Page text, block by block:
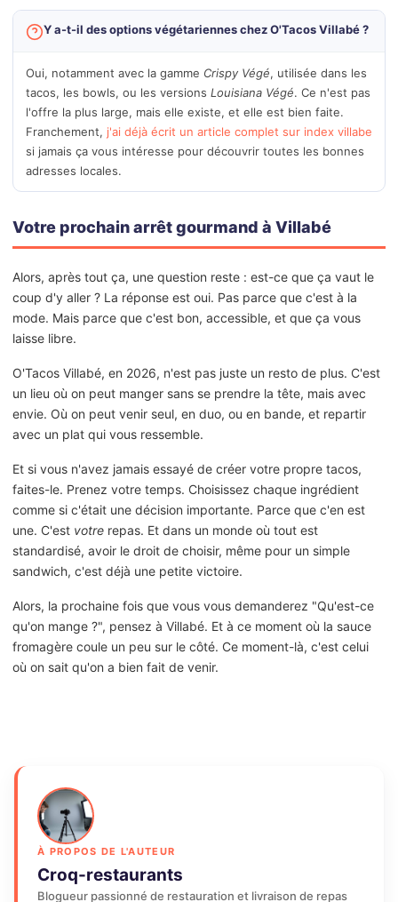
Y a-t-il des options végétariennes chez O'Tacos Villabé ?
Oui, notamment avec la gamme Crispy Végé, utilisée dans les
tacos, les bowls, ou les versions Louisiana Végé. Ce n'est pas
l'offre la plus large, mais elle existe, et elle est bien faite.
Franchement, j'ai déjà écrit un article complet sur index villabe
si jamais ça vous intéresse pour découvrir toutes les bonnes
adresses locales.
Votre prochain arrêt gourmand à Villabé
Alors, après tout ça, une question reste : est-ce que ça vaut le
coup d'y aller ? La réponse est oui. Pas parce que c'est à la
mode. Mais parce que c'est bon, accessible, et que ça vous
laisse libre.
O'Tacos Villabé, en 2026, n'est pas juste un resto de plus. C'est
un lieu où on peut manger sans se prendre la tête, mais avec
envie. Où on peut venir seul, en duo, ou en bande, et repartir
avec un plat qui vous ressemble.
Et si vous n'avez jamais essayé de créer votre propre tacos,
faites-le. Prenez votre temps. Choisissez chaque ingrédient
comme si c'était une décision importante. Parce que c'en est
une. C'est votre repas. Et dans un monde où tout est
standardisé, avoir le droit de choisir, même pour un simple
sandwich, c'est déjà une petite victoire.
Alors, la prochaine fois que vous vous demanderez "Qu'est-ce
qu'on mange ?", pensez à Villabé. Et à ce moment où la sauce
fromagère coule un peu sur le côté. Ce moment-là, c'est celui
où on sait qu'on a bien fait de venir.
À PROPOS DE L'AUTEUR
Croq-restaurants
Blogueur passionné de restauration et livraison de repas